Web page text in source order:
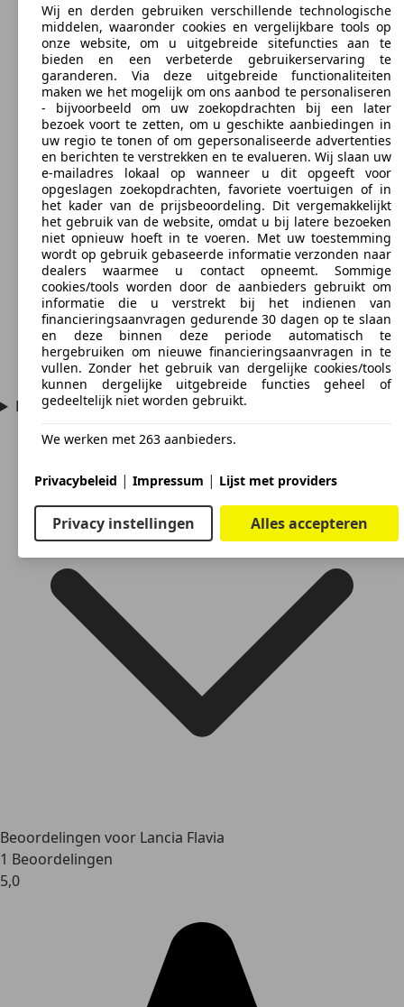
Hoeveel vermogen heeft de Lancia Flavia?
Beoordelingen voor Lancia Flavia
1 Beoordelingen
5,0
Wij en derden gebruiken verschillende technologische
middelen, waaronder cookies en vergelijkbare tools op
onze website, om u uitgebreide sitefuncties aan te
bieden en een verbeterde gebruikerservaring te
garanderen. Via deze uitgebreide functionaliteiten
maken we het mogelijk om ons aanbod te personaliseren
- bijvoorbeeld om uw zoekopdrachten bij een later
bezoek voort te zetten, om u geschikte aanbiedingen in
uw regio te tonen of om gepersonaliseerde advertenties
en berichten te verstrekken en te evalueren. Wij slaan uw
e-mailadres lokaal op wanneer u dit opgeeft voor
opgeslagen zoekopdrachten, favoriete voertuigen of in
het kader van de prijsbeoordeling. Dit vergemakkelijkt
het gebruik van de website, omdat u bij latere bezoeken
niet opnieuw hoeft in te voeren. Met uw toestemming
wordt op gebruik gebaseerde informatie verzonden naar
dealers waarmee u contact opneemt. Sommige
cookies/tools worden door de aanbieders gebruikt om
informatie die u verstrekt bij het indienen van
financieringsaanvragen gedurende 30 dagen op te slaan
en deze binnen deze periode automatisch te
hergebruiken om nieuwe financieringsaanvragen in te
vullen. Zonder het gebruik van dergelijke cookies/tools
kunnen dergelijke uitgebreide functies geheel of
gedeeltelijk niet worden gebruikt.
We werken met 263 aanbieders.
Privacybeleid | Impressum | Lijst met providers
Privacy instellingen Alles accepteren